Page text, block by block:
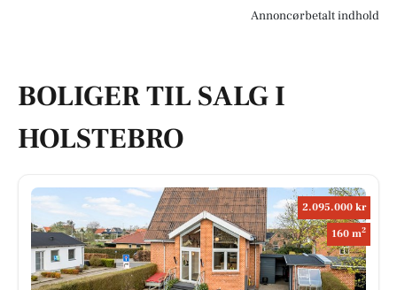
Annoncørbetalt indhold
BOLIGER TIL SALG I
HOLSTEBRO
2.095.000 kr
160 m2